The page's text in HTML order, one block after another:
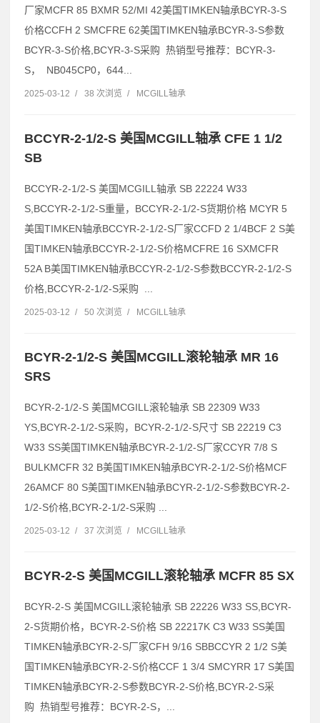
厂家MCFR 85 BXMR 52/MI 42美国TIMKEN轴承BCYR-3-S
价格CCFH 2 SMCFRE 62美国TIMKEN轴承BCYR-3-S参数
BCYR-3-S价格,BCYR-3-S采购 热销型号推荐：BCYR-3-
S， NB045CP0，644...
2025-03-12 / 38 次浏览 / MCGILL轴承
BCCYR-2-1/2-S 美国MCGILL轴承 CFE 1 1/2
SB
BCCYR-2-1/2-S 美国MCGILL轴承 SB 22224 W33
S,BCCYR-2-1/2-S重量，BCCYR-2-1/2-S货期价格 MCYR 5
美国TIMKEN轴承BCCYR-2-1/2-S厂家CCFD 2 1/4BCF 2 S美
国TIMKEN轴承BCCYR-2-1/2-S价格MCFRE 16 SXMCFR
52A B美国TIMKEN轴承BCCYR-2-1/2-S参数BCCYR-2-1/2-S
价格,BCCYR-2-1/2-S采购 ...
2025-03-12 / 50 次浏览 / MCGILL轴承
BCYR-2-1/2-S 美国MCGILL滚轮轴承 MR 16
SRS
BCYR-2-1/2-S 美国MCGILL滚轮轴承 SB 22309 W33
YS,BCYR-2-1/2-S采购，BCYR-2-1/2-S尺寸 SB 22219 C3
W33 SS美国TIMKEN轴承BCYR-2-1/2-S厂家CCYR 7/8 S
BULKMCFR 32 B美国TIMKEN轴承BCYR-2-1/2-S价格MCF
26AMCF 80 S美国TIMKEN轴承BCYR-2-1/2-S参数BCYR-2-
1/2-S价格,BCYR-2-1/2-S采购 ...
2025-03-12 / 37 次浏览 / MCGILL轴承
BCYR-2-S 美国MCGILL滚轮轴承 MCFR 85 SX
BCYR-2-S 美国MCGILL滚轮轴承 SB 22226 W33 SS,BCYR-
2-S货期价格，BCYR-2-S价格 SB 22217K C3 W33 SS美国
TIMKEN轴承BCYR-2-S厂家CFH 9/16 SBBCCYR 2 1/2 S美
国TIMKEN轴承BCYR-2-S价格CCF 1 3/4 SMCYRR 17 S美国
TIMKEN轴承BCYR-2-S参数BCYR-2-S价格,BCYR-2-S采
购 热销型号推荐：BCYR-2-S，...